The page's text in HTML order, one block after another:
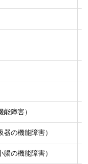
障害）
の機能障害）
の機能障害）